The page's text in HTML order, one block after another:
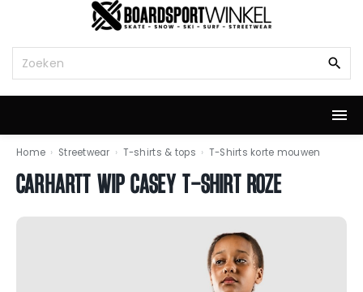
r
e
k
a
Home › Streetwear › T-shirts & tops › T-Shirts korte mouwen
CARHARTT WIP CASEY T-SHIRT ROZE